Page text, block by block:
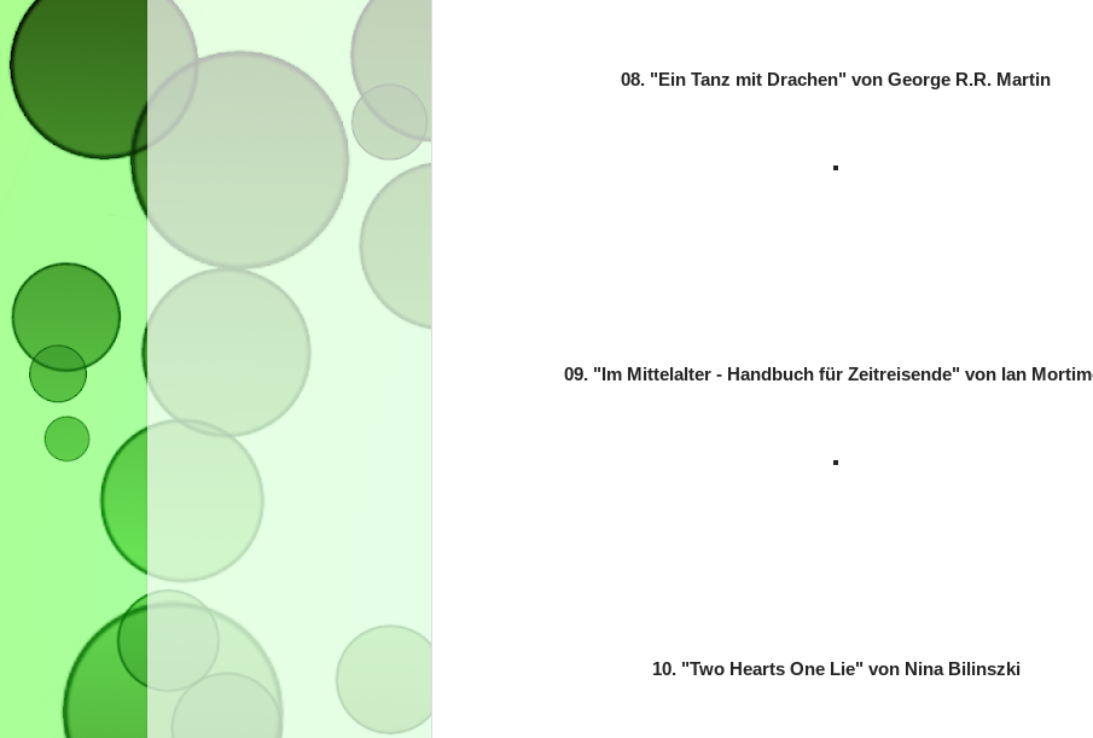
08. "Ein Tanz mit Drachen" von George R.R. Martin
09. "Im Mittelalter - Handbuch für Zeitreisende" von Ian
10. "Two Hearts One Lie" von Nina Bilinszki